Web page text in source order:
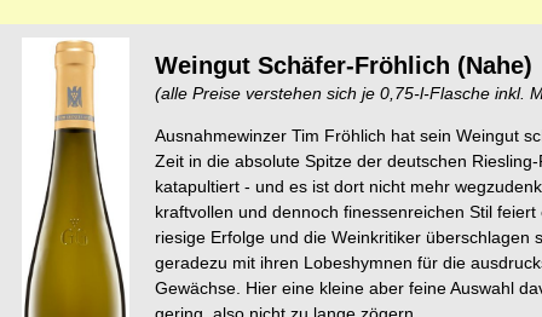
Weingut Schäfer-Fröhlich (Nahe)
(alle Preise verstehen sich je 0,75-l-Flasche inkl.
Ausnahmewinzer Tim Fröhlich hat sein Weingut
Zeit in die absolute Spitze der deutschen
katapultiert - und es ist dort nicht mehr
kraftvollen und dennoch finessenreichen Stil
riesige Erfolge und die Weinkritiker überschlagen
geradezu mit ihren Lobeshymnen für die
Gewächse. Hier eine kleine aber feine Auswahl